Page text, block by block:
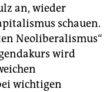
an, wieder
schauen.
Neoliberalismus“
wird
wichtigen